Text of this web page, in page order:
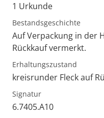
1 Urkunde
Bestandsgeschichte
Auf Verpackung in der
Rückkauf vermerkt.
Erhaltungszustand
kreisrunder Fleck auf
Signatur
6.7405.A10